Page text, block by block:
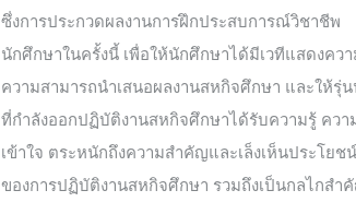
ซึ่งการประกวดผลงานการฝึกประสบการณ์วิชาชีพ
นักศึกษาในครั้งนี้ เพื่อให้นักศึกษาได้มีเวทีแสดงคว
ความสามารถนำเสนอผลงานสหกิจศึกษา และให้รุ่
ที่กำลังออกปฏิบัติงานสหกิจศึกษาได้รับความรู้ ควา
เข้าใจ ตระหนักถึงความสำคัญและเล็งเห็นประโยชน์
ของการปฏิบัติงานสหกิจศึกษา รวมถึงเป็นกลไกสำ